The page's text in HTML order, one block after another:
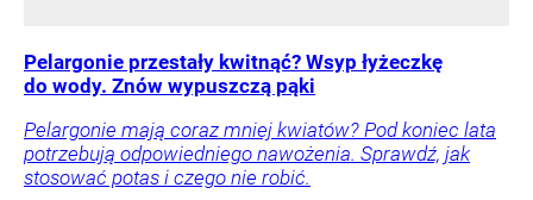
Pelargonie przestały kwitnąć? Wsyp łyżeczkę
do wody. Znów wypuszczą pąki
Pelargonie mają coraz mniej kwiatów? Pod koniec lata
potrzebują odpowiedniego nawożenia. Sprawdź, jak
stosować potas i czego nie robić.